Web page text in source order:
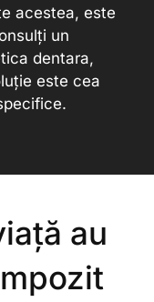
acestea, este
un
dentara,
este cea
au